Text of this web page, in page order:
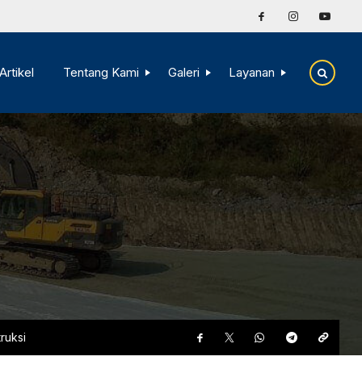
Artikel Tentang Kami Galeri Layanan